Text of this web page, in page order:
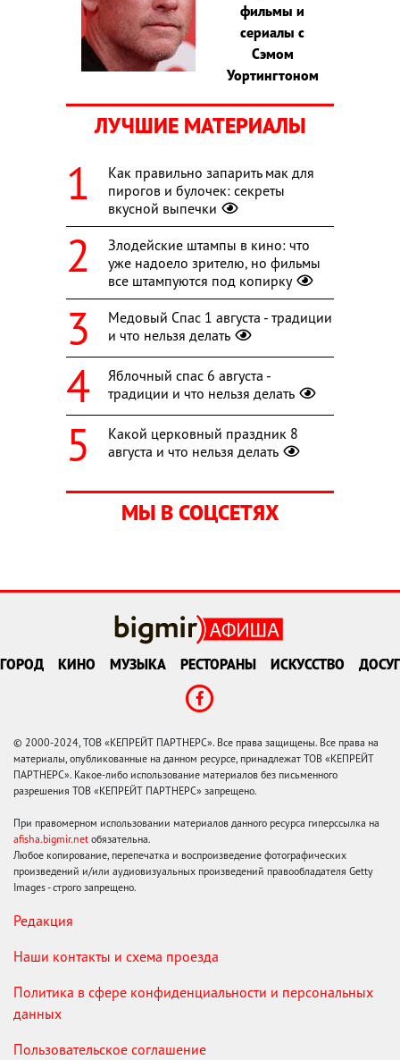
фильмы и
сериалы с
Сэмом
Уортингтоном
ЛУЧШИЕ МАТЕРИАЛЫ
Как правильно запарить мак для
пирогов и булочек: секреты
вкусной выпечки
Злодейские штампы в кино: что
уже надоело зрителю, но фильмы
все штампуются под копирку
Медовый Спас 1 августа - традиции
и что нельзя делать
Яблочный спас 6 августа -
традиции и что нельзя делать
Какой церковный праздник 8
августа и что нельзя делать
МЫ В СОЦСЕТЯХ
ГОРОД КИНО МУЗЫКА РЕСТОРАНЫ ИСКУССТВО ДОСУГ
© 2000-2024, ТОВ «КЕПРЕЙТ ПАРТНЕРС». Все права защищены. Все права на
материалы, опубликованные на данном ресурсе, принадлежат ТОВ «КЕПРЕЙТ
ПАРТНЕРС». Какое-либо использование материалов без письменного
разрешения ТОВ «КЕПРЕЙТ ПАРТНЕРС» запрещено.
При правомерном использовании материалов данного ресурса гиперссылка на
afisha.bigmir.net обязательна.
Любое копирование, перепечатка и воспроизведение фотографических
произведений и/или аудиовизуальных произведений правообладателя Getty
Images - строго запрещено.
Редакция
Наши контакты и схема проезда
Политика в сфере конфиденциальности и персональных
данных
Пользовательское соглашение